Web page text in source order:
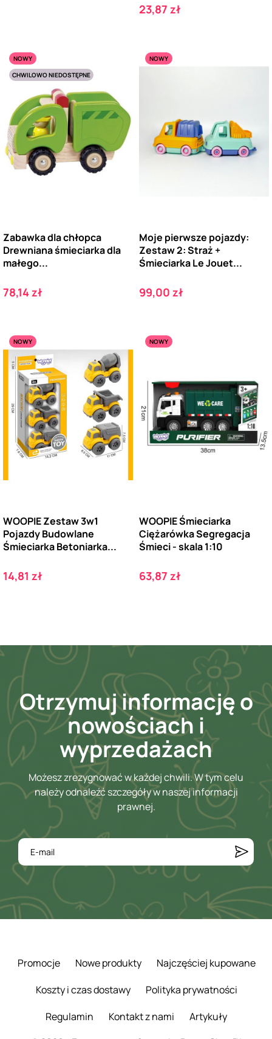
Cena
23,87 zł
NOWY
CHWILOWO NIEDOSTĘPNE
Zabawka dla chłopca
Drewniana śmieciarka dla
małego...
Cena
78,14 zł
NOWY
Moje pierwsze pojazdy:
Zestaw 2: Straż +
Śmieciarka Le Jouet...
Cena
99,00 zł
NOWY
WOOPIE Zestaw 3w1
Pojazdy Budowlane
Śmieciarka Betoniarka...
Cena
14,81 zł
NOWY
WOOPIE Śmieciarka
Ciężarówka Segregacja
Śmieci - skala 1:10
Cena
63,87 zł
Otrzymuj informację o
nowościach i
wyprzedażach
Możesz zrezygnować w każdej chwili. W tym celu
należy odnaleźć szczegóły w naszej informacji
prawnej.
Promocje Nowe produkty
Najczęściej kupowane
Koszty i czas dostawy
Polityka prywatności
Regulamin
Kontakt z nami
Artykuły